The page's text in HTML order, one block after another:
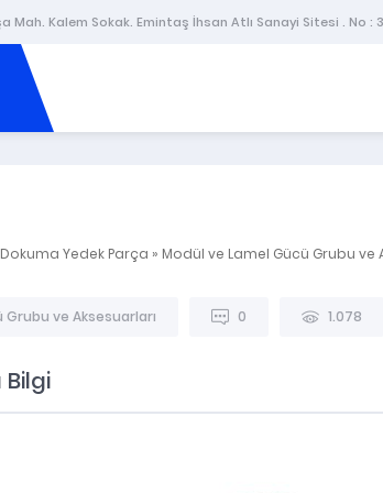
Kalem Sokak. Emintaş İhsan Atlı Sanayi Sitesi . No :
Dokuma Yedek Parça » Modül ve Lamel Gücü Grubu ve
ve Aksesuarları 0 1.078
Bilgi